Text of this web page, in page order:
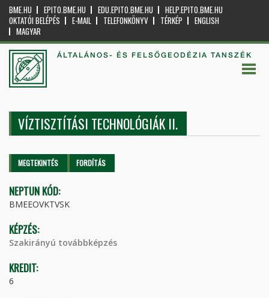
BME.HU EPITO.BME.HU EDU.EPITO.BME.HU
HELP.EPITO.BME.HU
OKTATÓI BELÉPÉS
E-MAIL TELEFONKÖNYV TÉRKÉP
ENGLISH
MAGYAR
ÁLTALÁNOS- ÉS FELSŐGEODÉZIA TANSZÉK
VÍZTISZTÍTÁSI TECHNOLÓGIÁK II.
Elsődleges fülek
MEGTEKINTÉS (AKTÍVFORDÍTÁS
NEPTUN KÓD:
BMEEOVKTVSK
KÉPZÉS:
Szakirányú továbbképzés
KREDIT:
6